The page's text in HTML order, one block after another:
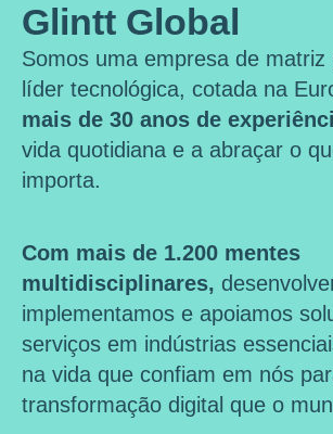
Glintt Global
Somos uma empresa de matriz
líder tecnológica, cotada na
mais de 30 anos de
vida quotidiana e a abraçar o
importa.
Com mais de 1.200 mentes
multidisciplinares,
implementamos e apoiamos
serviços em indústrias
na vida que confiam em nós
transformação digital que o